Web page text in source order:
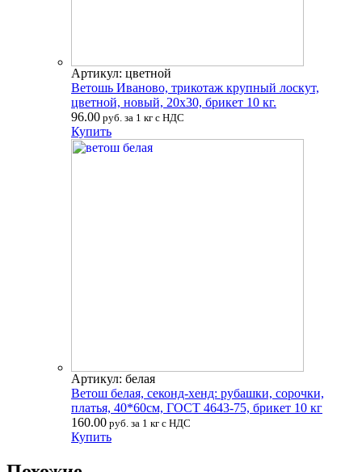
Артикул: цветной
Ветошь Иваново, трикотаж крупный лоскут,
цветной, новый, 20х30, брикет 10 кг.
96.00 руб. за 1 кг с НДС
Купить
Артикул: белая
Ветош белая, секонд-хенд: рубашки, сорочки,
платья, 40*60см, ГОСТ 4643-75, брикет 10 кг
160.00 руб. за 1 кг с НДС
Купить